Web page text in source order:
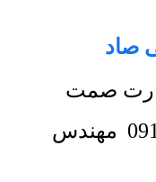
صاد
صمت
مهندس